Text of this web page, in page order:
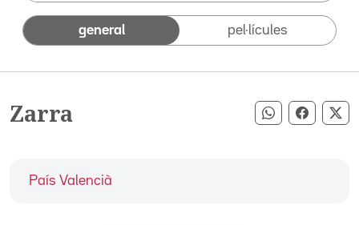
general pel·lícules
Zarra Compartir
País Valencià